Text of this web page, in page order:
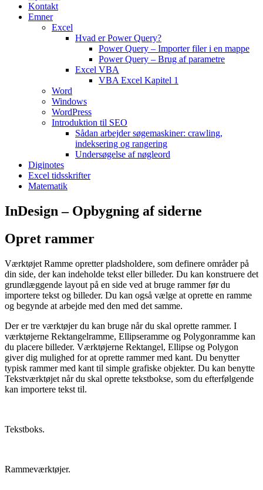
Kontakt
Emner
Excel
Hvad er Power Query?
Power Query – Importer filer i en mappe
Power Query – Brug af parametre
Excel VBA
VBA Excel Kapitel 1
Word
Windows
WordPress
Introduktion til SEO
Sådan arbejder søgemaskiner: crawling,
indeksering og rangering
Undersøgelse af nøgleord
Diginotes
Excel tidsskrifter
Matematik
InDesign – Opbygning af siderne
Opret rammer
Værktøjet Ramme opretter pladsholdere, som definere områder på
din side, der kan indeholde tekst eller billeder. Du kan konstruere det
grundlæggende layout på en side ved at bruge rammer før du
importere tekst og billeder. Du kan også vælge at oprette en ramme
og begynde at arbejde med den med det samme.
Der er tre værktøjer du kan bruge når du skal oprette rammer. I
værktøjerne Rektangelramme, Ellipseramme og Polygonramme kan
du placere billeder. Værktøjerne Rektangel, Ellipse og Polygon
giver dig mulighed for at oprette rammer med kant. Du benytter
typisk rammer med kant til simple grafiske objekter. Du kan benytte
Tekstværktøjet når du skal oprette tekstbokse, som du efterfølgende
kan importere tekst til.
Tekstboks.
Rammeværktøjer.